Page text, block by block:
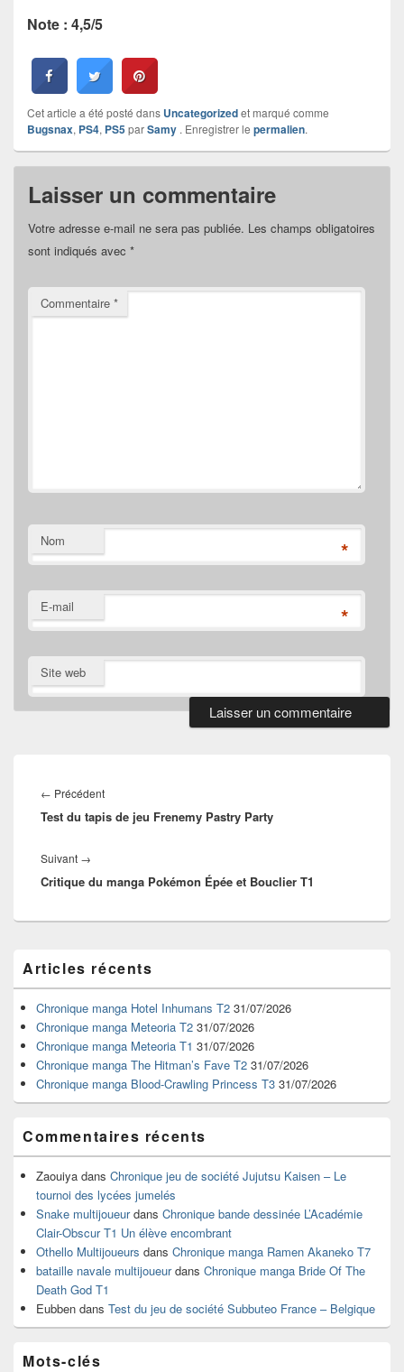
Note : 4,5/5
Cet article a été posté dans Uncategorizedet marqué comme
Bugsnax, PS4, PS5parSamy . Enregistrer le permalien.
Laisser un commentaire
Votre adresse e-mail ne sera pas publiée. Les champs obligatoires
sont indiqués avec *
Commentaire *
Nom *
E-mail *
Site web
de
l’article
← PrécédentArticle
précédent :
Test du tapis de jeu Frenemy Pastry Party
Suivant →
suivant :
Critique du manga Pokémon Épée et Bouclier T1
principale
de
widget
pour
barre
latérale
Articles récents
Chronique manga Hotel Inhumans T2 31/07/2026
Chronique manga Meteoria T2 31/07/2026
Chronique manga Meteoria T1 31/07/2026
Chronique manga The Hitman’s Fave T2 31/07/2026
Chronique manga Blood-Crawling Princess T3 31/07/2026
Commentaires récents
Zaouiya dans Chronique jeu de société Jujutsu Kaisen – Le
tournoi des lycées jumelés
Snake multijoueurdans Chronique bande dessinée L’Académie
Clair-Obscur T1 Un élève encombrant
Othello Multijoueurs dans Chronique manga Ramen Akaneko T7
bataille navale multijoueurdans Chronique manga Bride Of The
Death God T1
Eubben dans Test du jeu de société Subbuteo France – Belgique
Mots-clés